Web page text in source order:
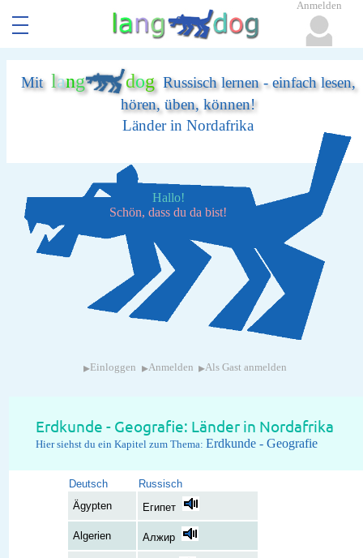
Mit lang dogRussisch lernen - einfach lesen,
hören, üben, können!
Länder in Nordafrika
Hallo!
Schön, dass du da bist!
▸ Einloggen ▸Anmelden ▸Als Gast anmelden
Erdkunde - Geografie: Länder in Nordafrika
Hier siehst du ein Kapitel zum Thema: Erdkunde - Geografie
Deutsch
Russisch
Ägypten
Египет
Algerien Алжир
Anmelden